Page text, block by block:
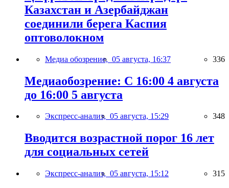
Казахстан и Азербайджан
соединили берега Каспия
оптоволокном
Медиа обозрение, 05 августа, 16:37 336
Медиаобозрение: С 16:00 4 августа
до 16:00 5 августа
Экспресс-анализ, 05 августа, 15:29 348
Вводится возрастной порог 16 лет
для социальных сетей
Экспресс-анализ, 05 августа, 15:12 315